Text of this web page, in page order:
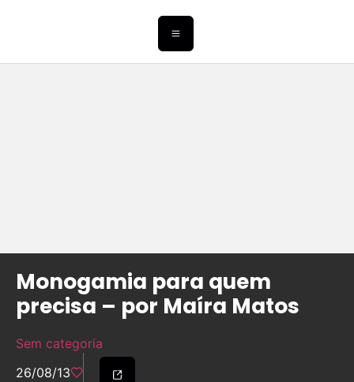
Monogamia para quem
precisa – por Maíra Matos
Sem categoria
26/08/13